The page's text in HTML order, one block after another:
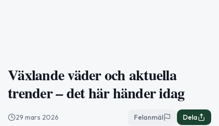
Växlande väder och aktuella
trender – det här händer idag
29 mars 2026 Felanmäl Dela